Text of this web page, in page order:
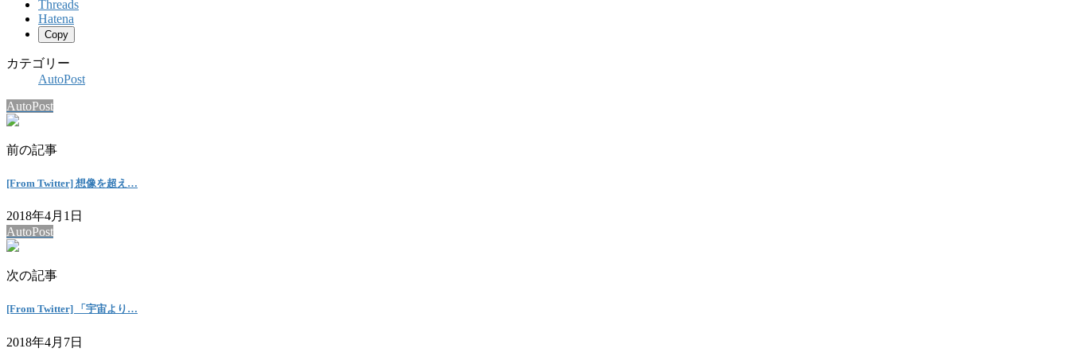
Threads
Hatena
Copy
カテゴリー
AutoPost
AutoPost
前の記事
[From Twitter] 想像を超え…
2018年4月1日
AutoPost
次の記事
[From Twitter] 「宇宙より…
2018年4月7日